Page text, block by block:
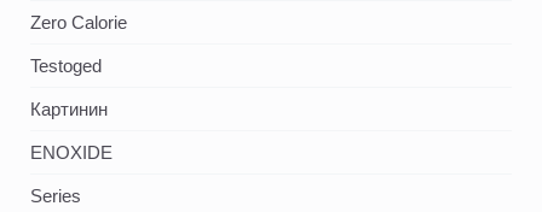
Zero Calorie
Testoged
Картинин
ENOXIDE
Series